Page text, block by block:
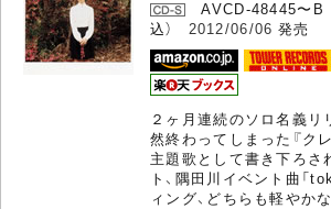
AVCD-48445〜B
込） 2012/06/06 発売
２ヶ月連続のソロ名義リ
然終わってしまった『ク
主題歌として書き下ろさ
ト、隅田川イベント曲「
ィング、どちらも軽やか